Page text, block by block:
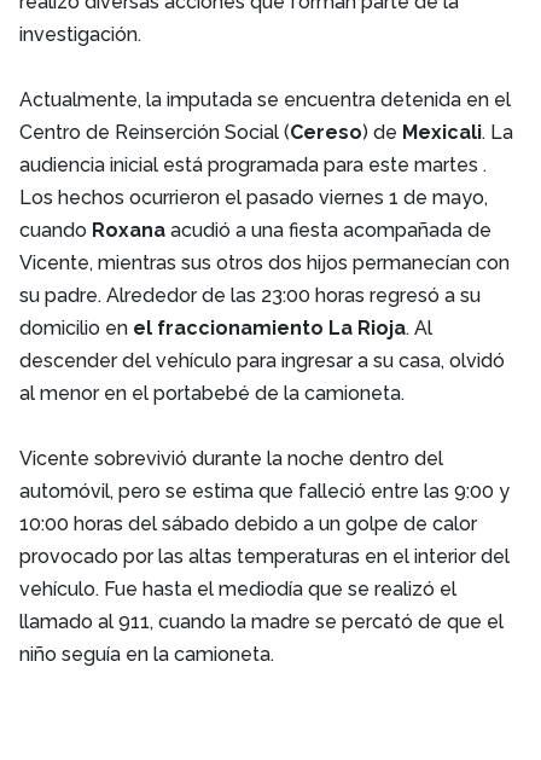
investigación.
Actualmente, la imputada se encuentra detenida en el
Centro de Reinserción Social (Cereso) de Mexicali. La
audiencia inicial está programada para este martes .
Los hechos ocurrieron el pasado viernes 1 de mayo,
cuando Roxana acudió a una fiesta acompañada de
Vicente, mientras sus otros dos hijos permanecían con
su padre. Alrededor de las 23:00 horas regresó a su
domicilio en el fraccionamiento La Rioja. Al
descender del vehículo para ingresar a su casa, olvidó
al menor en el portabebé de la camioneta.
Vicente sobrevivió durante la noche dentro del
automóvil, pero se estima que falleció entre las 9:00 y
10:00 horas del sábado debido a un golpe de calor
provocado por las altas temperaturas en el interior del
vehículo. Fue hasta el mediodía que se realizó el
llamado al 911, cuando la madre se percató de que el
niño seguía en la camioneta.